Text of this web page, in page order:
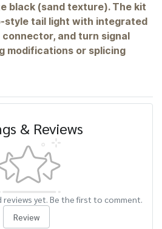
black (sand texture). The kit
style tail light with integrated
and turn signal
modifications or splicing
& Reviews
reviews yet. Be the first to comment.
Review